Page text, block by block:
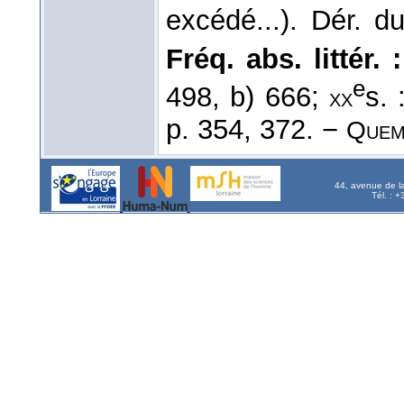
excédé...). Dér.
Fréq. abs. littér. :
498, b) 666;xxes.
p. 354, 372. −
44, avenue de
Tél. :